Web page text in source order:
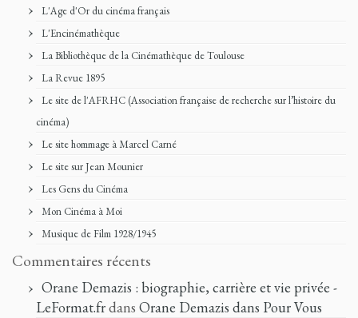
L'Age d'Or du cinéma français
L'Encinémathèque
La Bibliothèque de la Cinémathèque de Toulouse
La Revue 1895
Le site de l'AFRHC (Association française de recherche sur l’histoire du
cinéma)
Le site hommage à Marcel Carné
Le site sur Jean Mounier
Les Gens du Cinéma
Mon Cinéma à Moi
Musique de Film 1928/1945
Commentaires récents
Orane Demazis : biographie, carrière et vie privée -
LeFormat.frdans Orane Demazis dans Pour Vous